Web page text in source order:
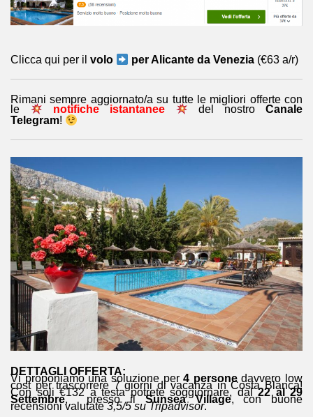
Clicca qui per il volo per Alicante da Venezia (€63 a/r)
Rimani sempre aggiornato/a su tutte le migliori offerte con
le
notifiche istantanee del nostro Canale
Telegram!
DETTAGLI OFFERTA:
Vi proponiamo una soluzione per4 personedavvero low
cost per trascorrere 7 giorni di vacanza in Costa Blanca!
Con soli €132 a testa potrete soggiornare, dal22 al 29
Settembre, presso il Sunsea Village, con buone
recensioni valutate3,5/5 su Tripadvisor.